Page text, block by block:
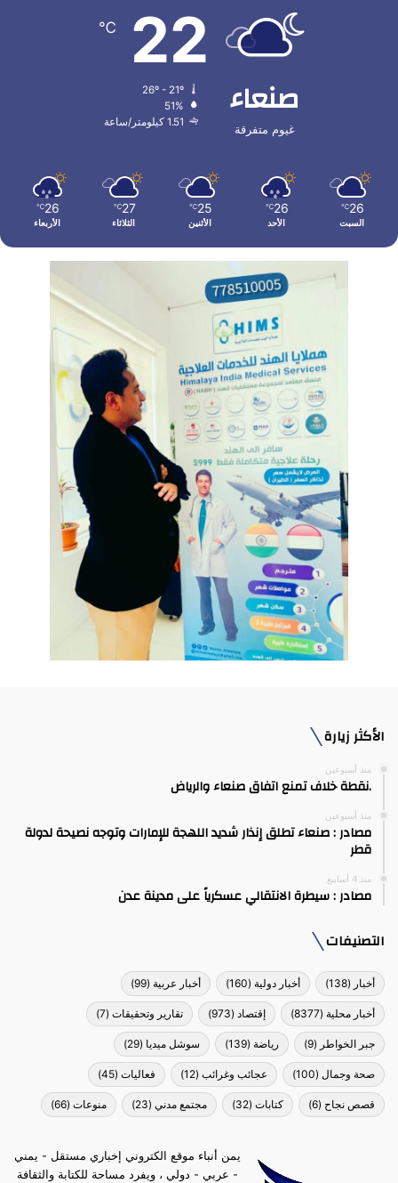
صنعاء
غيوم متفرقة
22
℃
51%
1.51 كيلومتر/ساعة
26
℃
السبت
26
℃
الأحد
25
℃
الأثنين
27
℃
الثلاثاء
26
℃
الأربعاء
الأكثر زيارة
منذ أسبوعين
.نقطة خلاف تمنع اتفاق صنعاء والرياض
منذ أسبوعين
مصادر : صنعاء تطلق إنذار شديد اللهجة للإمارات وتوجه نصيحة لدولة
قطر
منذ 4 أسابيع
مصادر : سيطرة الانتقالي عسكرياً على مدينة عدن
التصنيفات
أخبار (138) أخبار دولية (160) أخبار عربية (99)
أخبار محلية (8377) إقتصاد (973) تقارير وتحقيقات (7)
جبر الخواطر (9) رياضة (139) سوشل ميديا (29)
صحة وجمال (100) عجائب وغرائب (12) فعاليات (45)
قصص نجاح (6) كتابات (32) مجتمع مدني (23) منوعات (66)
يمن أنباء موقع الكتروني إخباري مستقل - يمني
- عربي - دولي ، ويفرد مساحة للكتابة والثقافة